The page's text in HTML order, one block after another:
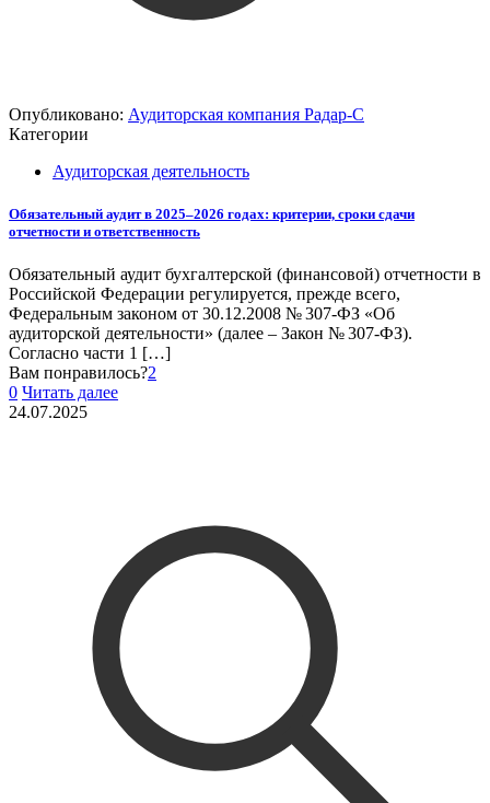
Опубликовано: Аудиторская компания Радар-С
Категории
Аудиторская деятельность
Обязательный аудит в 2025–2026 годах: критерии, сроки сдачи
отчетности и ответственность
Обязательный аудит бухгалтерской (финансовой) отчетности в
Российской Федерации регулируется, прежде всего,
Федеральным законом от 30.12.2008 № 307-ФЗ «Об
аудиторской деятельности» (далее – Закон № 307-ФЗ).
Согласно части 1 […]
Вам понравилось?2
0 Читать далее
24.07.2025